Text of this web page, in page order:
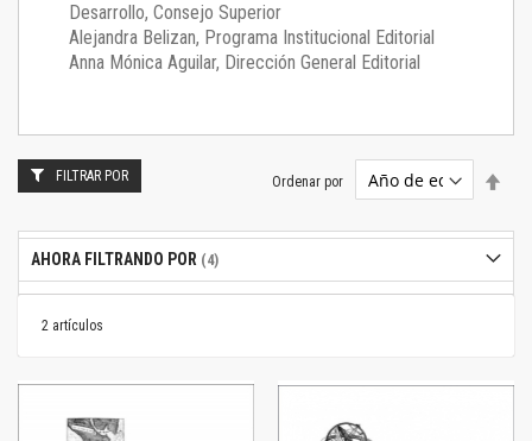
Desarrollo, Consejo Superior
Alejandra Belizan, Programa Institucional Editorial
Anna Mónica Aguilar, Dirección General Editorial
2 artículos
Ordenar por
FILTRAR POR
AHORA FILTRANDO POR